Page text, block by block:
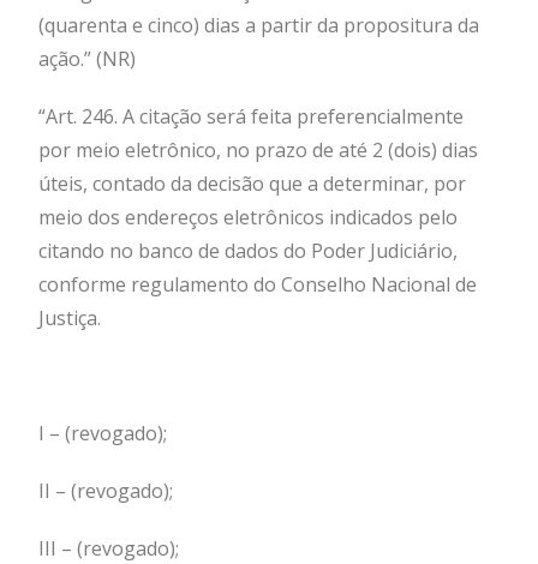
(quarenta e cinco) dias a partir da propositura da
ação.” (NR)
“Art. 246. A citação será feita preferencialmente
por meio eletrônico, no prazo de até 2 (dois) dias
úteis, contado da decisão que a determinar, por
meio dos endereços eletrônicos indicados pelo
citando no banco de dados do Poder Judiciário,
conforme regulamento do Conselho Nacional de
Justiça.
I – (revogado);
II – (revogado);
III – (revogado);